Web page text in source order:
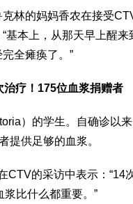
克林的妈妈香农在接受
“基本上，从那天早上醒
完全瘫痪了。”
治疗！175位血浆捐赠者
）的学生。自确诊以
提供足够的血浆。
CTV的采访中表示：“14
比什么都重要。”